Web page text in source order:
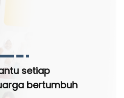
setiap
bertumbuh